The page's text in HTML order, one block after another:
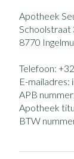
Apotheek
Schoolstraat
8770
Telefoon:
E-mailadres:
APB
Apotheek
BTW